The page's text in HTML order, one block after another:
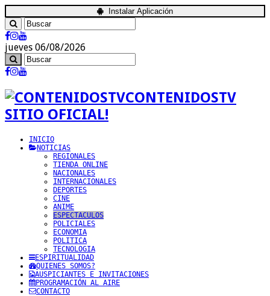
Instalar Aplicación
jueves 06/08/2026
CONTENIDOSTV
SITIO OFICIAL!
INICIO
NOTICIAS
REGIONALES
TIENDA ONLINE
NACIONALES
INTERNACIONALES
DEPORTES
CINE
ANIME
ESPECTACULOS
POLICIALES
ECONOMIA
POLITICA
TECNOLOGIA
ESPIRITUALIDAD
QUIENES SOMOS?
AUSPICIANTES E INVITACIONES
PROGRAMACIÓN AL AIRE
CONTACTO